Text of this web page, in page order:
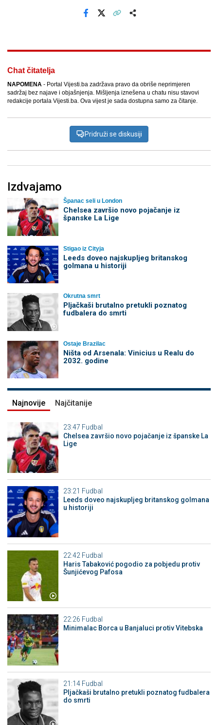
Chat čitatelja
NAPOMENA - Portal Vijesti.ba zadržava pravo da obriše neprimjeren
sadržaj bez najave i objašnjenja. Mišljenja iznešena u chatu nisu stavovi
redakcije portala Vijesti.ba. Ova vijest je sada dostupna samo za čitanje.
Pridruži se diskusiji
Izdvajamo
Španac seli u London
Chelsea završio novo pojačanje iz
španske La Lige
Stigao iz Cityja
Leeds doveo najskupljeg britanskog
golmana u historiji
Okrutna smrt
Pljačkaši brutalno pretukli poznatog
fudbalera do smrti
Ostaje Brazilac
Ništa od Arsenala: Vinicius u Realu do
2032. godine
Najnovije Najčitanije
23:47 Fudbal
Chelsea završio novo pojačanje iz španske La
Lige
23:21 Fudbal
Leeds doveo najskupljeg britanskog golmana
u historiji
22:42 Fudbal
Haris Tabaković pogodio za pobjedu protiv
Šunjićevog Pafosa
22:26 Fudbal
Minimalac Borca u Banjaluci protiv Vitebska
21:14 Fudbal
Pljačkaši brutalno pretukli poznatog fudbalera
do smrti